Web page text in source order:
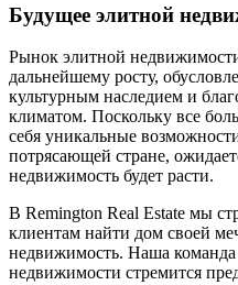
Будущее элитной
Рынок элитной
дальнейшему росту,
культурным наследием и
климатом. Поскольку все
себя уникальные
потрясающей стране,
недвижимость будет расти.
В Remington Real Estate мы
клиентам найти дом своей
недвижимость. Наша
недвижимости стремится